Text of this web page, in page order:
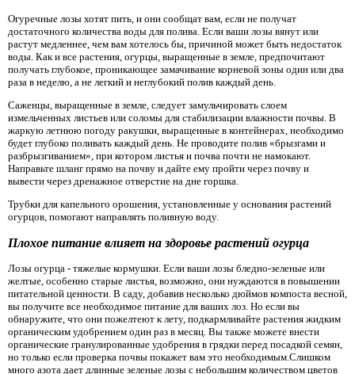
Огуречные лозы хотят пить, и они сообщат вам, если не получат
достаточного количества воды для полива. Если ваши лозы вянут или
растут медленнее, чем вам хотелось бы, причиной может быть недостаток
воды. Как и все растения, огурцы, выращенные в земле, предпочитают
получать глубокое, проникающее замачивание корневой зоны один или два
раза в неделю, а не легкий и неглубокий полив каждый день.
Саженцы, выращенные в земле, следует замульчировать слоем
измельченных листьев или соломы для стабилизации влажности почвы. В
жаркую летнюю погоду ракушки, выращенные в контейнерах, необходимо
будет глубоко поливать каждый день. Не проводите полив «брызгами и
разбрызгиванием», при котором листья и почва почти не намокают.
Направьте шланг прямо на почву и дайте ему пройти через почву и
вывести через дренажное отверстие на дне горшка.
Трубки для капельного орошения, установленные у основания растений
огурцов, помогают направлять поливную воду.
Плохое питание влияет на здоровье растений огурца
Лозы огурца - тяжелые кормушки. Если ваши лозы бледно-зеленые или
желтые, особенно старые листья, возможно, они нуждаются в повышении
питательной ценности. В саду, добавив несколько дюймов компоста весной,
вы получите все необходимое питание для ваших лоз. Но если вы
обнаружите, что они пожелтеют к лету, подкармливайте растения жидким
органическим удобрением один раз в месяц. Вы также можете внести
органические гранулированные удобрения в грядки перед посадкой семян,
но только если проверка почвы покажет вам это необходимым.Слишком
много азота дает длинные зеленые лозы с небольшим количеством цветов